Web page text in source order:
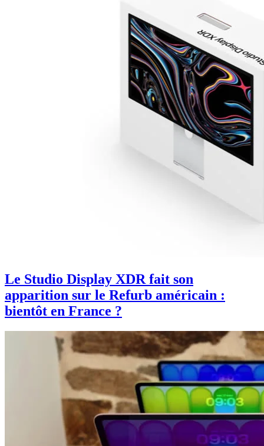
Le Studio Display XDR fait son
apparition sur le Refurb américain :
bientôt en France ?